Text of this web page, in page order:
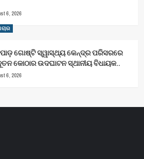
6, 2026
ଗୋଷ୍ଟି ସ୍ୱାସ୍ଥ୍ୟ କେନ୍ଦ୍ର ପରିସରରେ
କୋଠାର ଉଦଘାଟନ ସ୍ଥାନୀୟ ବିଧାୟକ..
6, 2026